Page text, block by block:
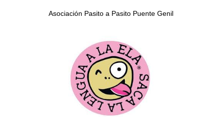
Asociación Pasito a Pasito Puente Genil